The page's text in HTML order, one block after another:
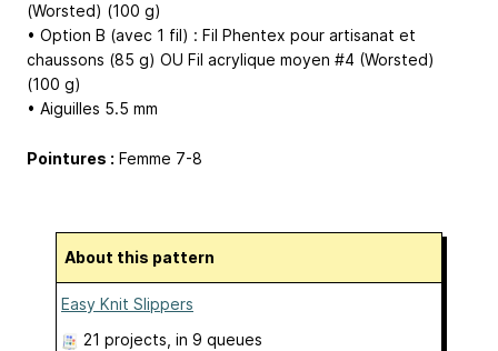
(Worsted) (100 g)
• Option B (avec 1 fil) : Fil Phentex pour artisanat et
chaussons (85 g) OU Fil acrylique moyen #4 (Worsted)
(100 g)
• Aiguilles 5.5 mm
Pointures : Femme 7-8
About this pattern
Easy Knit Slippers
21 projects , in 9 queues